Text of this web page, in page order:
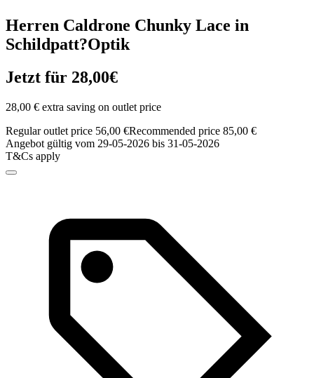
Herren Caldrone Chunky Lace in
Schildpatt?Optik
Jetzt für 28,00€
28,00 € extra saving on outlet price
Regular outlet price 56,00 €Recommended price 85,00 €
Angebot gültig vom 29-05-2026 bis 31-05-2026
T&Cs apply